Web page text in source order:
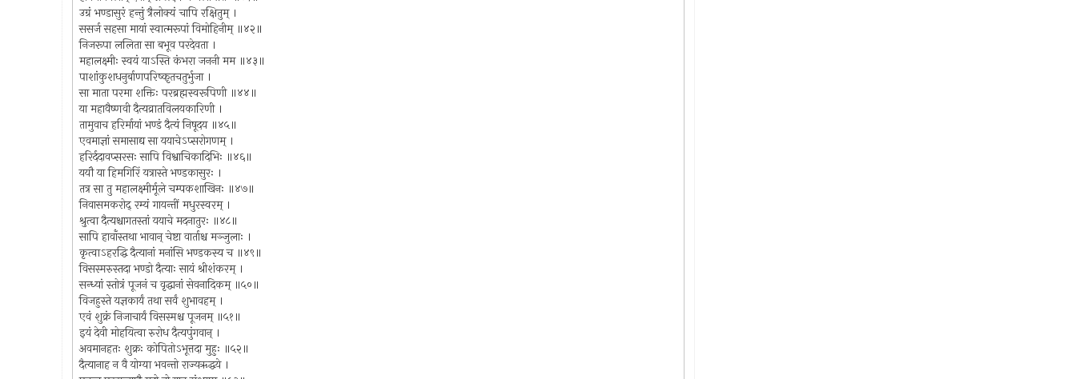
उग्रं भण्डासुरं हन्तुं त्रैलोक्यं चापि रक्षितुम् ।
ससर्ज सहसा मायां स्वात्मरूपां विमोहिनीम् ॥४२॥
निजरूपा ललिता सा बभूव परदेवता ।
महालक्ष्मीः स्वयं याऽस्ति कंभरा जननी मम ॥४३॥
पाशांकुशधनुर्बाणपरिष्कृतचतुर्भुजा ।
सा माता परमा शक्तिः परब्रह्मस्वरूपिणी ॥४४॥
या महावैष्णवी दैत्यव्रातविलयकारिणी ।
तामुवाच हरिर्मायां भण्डं दैत्यं निषूदय ॥४५॥
एवमाज्ञां समासाद्य सा ययाचेऽप्सरोगणम् ।
हरिर्ददावप्सरसः सापि विश्वाचिकादिभिः ॥४६॥
ययौ या हिमगिरिं यत्रास्ते भण्डकासुरः ।
तत्र सा तु महालक्ष्मीर्मूले चम्पकशाखिनः ॥४७॥
निवासमकरोद् रम्यं गायन्तीं मधुरस्वरम् ।
श्रुत्वा दैत्यश्चागतस्तां ययाचे मदनातुरः ॥४८॥
सापि हावाँस्तथा भावान् चेष्टा वार्ताश्च मञ्जुलाः ।
कृत्वाऽहरद्धि दैत्यानां मनांसि भण्डकस्य च ॥४९॥
विसस्मरुस्तदा भण्डो दैत्याः सायं श्रीशंकरम् ।
सन्ध्यां स्तोत्रं पूजनं च वृद्धानां सेवनादिकम् ॥५०॥
विजहुस्ते यज्ञकार्यं तथा सर्वं शुभावहम् ।
एवं शुक्रं निजाचार्यं विसस्मश्च पूजनम् ॥५१॥
इयं देवी मोहयित्वा रुरोध दैत्यपुंगवान् ।
अवमानहतः शुक्रः कोपितोऽभूत्तदा मुहुः ॥५२॥
दैत्यानाह न वै योग्या भवन्तो राज्यऋद्धये ।